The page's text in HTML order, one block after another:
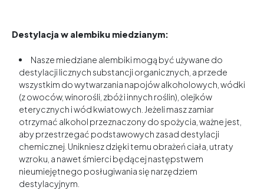
Destylacja w alembiku miedzianym:
Nasze miedziane alembiki mogą być używane do
destylacji licznych substancji organicznych, a przede
wszystkim do wytwarzania napojów alkoholowych, wódki
(z owoców, winorośli, zbóż i innych roślin), olejków
eterycznych i wód kwiatowych. Jeżeli masz zamiar
otrzymać alkohol przeznaczony do spożycia, ważne jest,
aby przestrzegać podstawowych zasad destylacji
chemicznej. Unikniesz dzięki temu obrażeń ciała, utraty
wzroku, a nawet śmierci będącej następstwem
nieumiejętnego posługiwania się narzędziem
destylacyjnym.